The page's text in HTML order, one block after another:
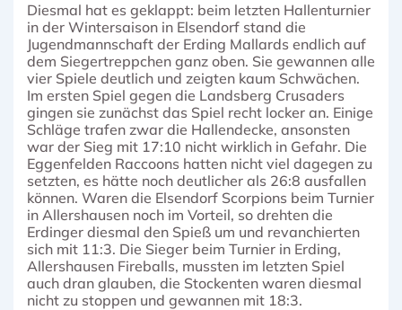
Diesmal hat es geklappt: beim letzten Hallenturnier
in der Wintersaison in Elsendorf stand die
Jugendmannschaft der Erding Mallards endlich auf
dem Siegertreppchen ganz oben. Sie gewannen alle
vier Spiele deutlich und zeigten kaum Schwächen.
Im ersten Spiel gegen die Landsberg Crusaders
gingen sie zunächst das Spiel recht locker an. Einige
Schläge trafen zwar die Hallendecke, ansonsten
war der Sieg mit 17:10 nicht wirklich in Gefahr. Die
Eggenfelden Raccoons hatten nicht viel dagegen zu
setzten, es hätte noch deutlicher als 26:8 ausfallen
können. Waren die Elsendorf Scorpions beim Turnier
in Allershausen noch im Vorteil, so drehten die
Erdinger diesmal den Spieß um und revanchierten
sich mit 11:3. Die Sieger beim Turnier in Erding,
Allershausen Fireballs, mussten im letzten Spiel
auch dran glauben, die Stockenten waren diesmal
nicht zu stoppen und gewannen mit 18:3.